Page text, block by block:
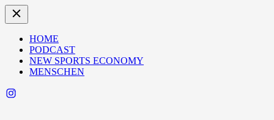
HOME
PODCAST
NEW SPORTS ECONOMY
MENSCHEN